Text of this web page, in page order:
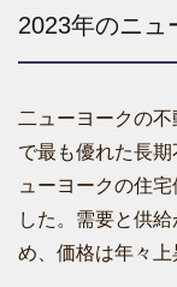
2023年のニュ
二ューヨークの
で最も優れた長
ューヨークの住
した。需要と供
め、価格は年々上